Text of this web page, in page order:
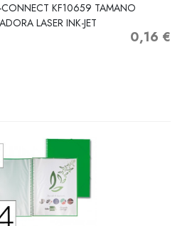
CONNECT KF10659 TAMANO
LASER INK-JET
Precio
0,16 €